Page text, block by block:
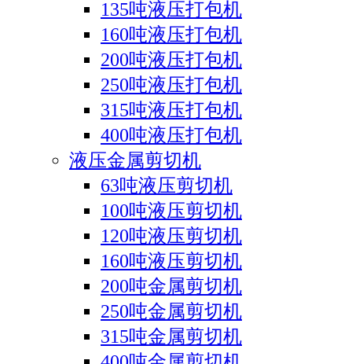
135吨液压打包机
160吨液压打包机
200吨液压打包机
250吨液压打包机
315吨液压打包机
400吨液压打包机
液压金属剪切机
63吨液压剪切机
100吨液压剪切机
120吨液压剪切机
160吨液压剪切机
200吨金属剪切机
250吨金属剪切机
315吨金属剪切机